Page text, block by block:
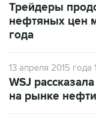
Трейдеры
нефтяных цен
года
13 апреля 2015 года
WSJ
на рынке нефти